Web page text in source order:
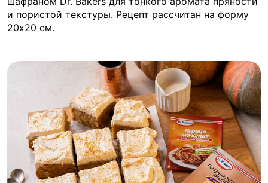
и пористой текстуры. Рецепт рассчитан на форму
20х20 см.